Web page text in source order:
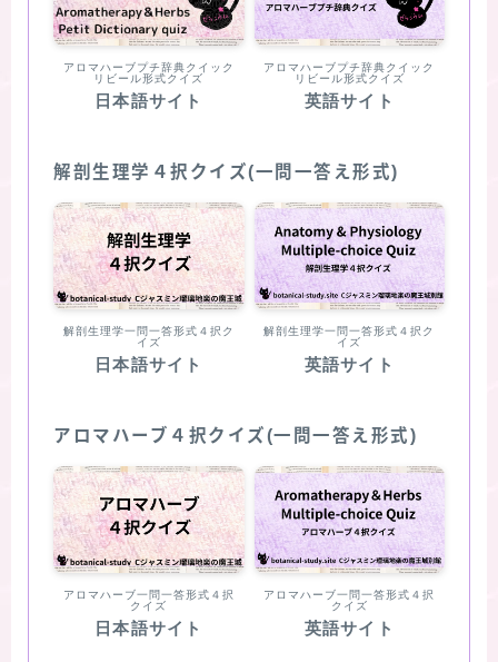
アロマハーブプチ辞典クイック
リビール形式クイズ
日本語サイト
アロマハーブプチ辞典クイック
リビール形式クイズ
英語サイト
解剖生理学４択クイズ(一問一答え形式)
解剖生理学一問一答形式４択ク
イズ
日本語サイト
解剖生理学一問一答形式４択ク
イズ
英語サイト
アロマハーブ４択クイズ(一問一答え形式)
アロマハーブ一問一答形式４択
クイズ
日本語サイト
アロマハーブ一問一答形式４択
クイズ
英語サイト